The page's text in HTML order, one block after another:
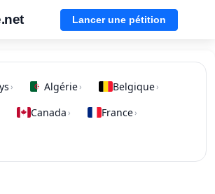
Lancer une pétition
› Algérie› Belgique›
Canada › France›